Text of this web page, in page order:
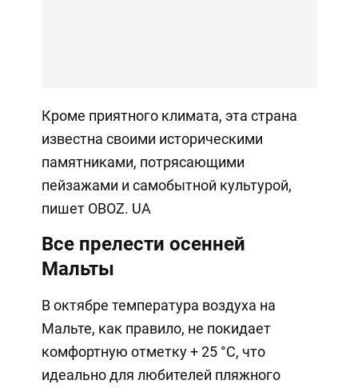
Кроме приятного климата, эта страна
известна своими историческими
памятниками, потрясающими
пейзажами и самобытной культурой,
пишет OBOZ. UA
Все прелести осенней
Мальты
В октябре температура воздуха на
Мальте, как правило, не покидает
комфортную отметку + 25 °C, что
идеально для любителей пляжного